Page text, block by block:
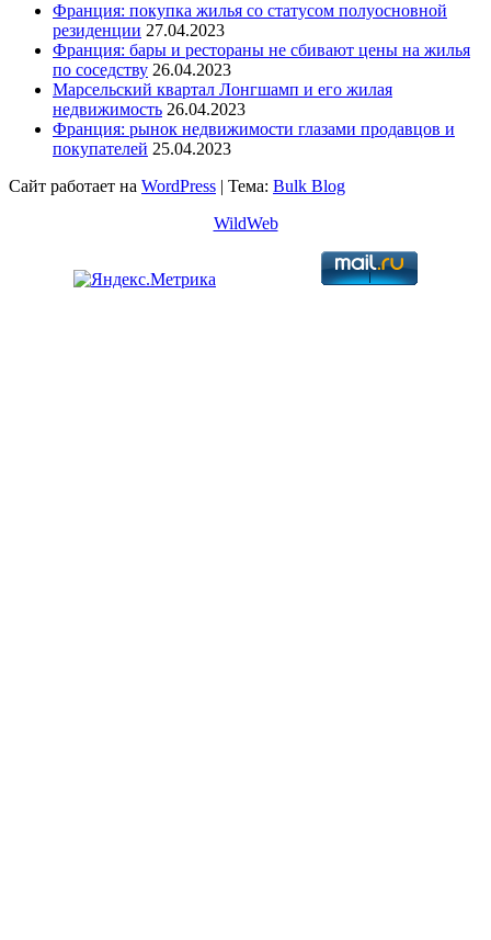
Франция: покупка жилья со статусом полуосновной
резиденции 27.04.2023
Франция: бары и рестораны не сбивают цены на жилья
по соседству 26.04.2023
Марсельский квартал Лонгшамп и его жилая
недвижимость 26.04.2023
Франция: рынок недвижимости глазами продавцов и
покупателей 25.04.2023
Сайт работает на WordPress | Тема: Bulk Blog
WildWeb